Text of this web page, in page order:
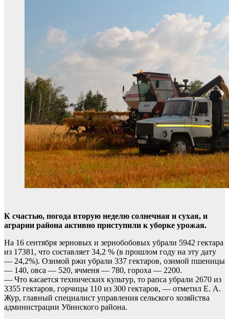
К счастью, погода вторую неделю солнечная и сухая, и
аграрии района активно приступили к уборке урожая.
На 16 сентября зерновых и зернобобовых убрали 5942 гектара
из 17381, что составляет 34,2 % (в прошлом году на эту дату
— 24,2%). Озимой ржи убрали 337 гектаров, озимой пшеницы
— 140, овса — 520, ячменя — 780, гороха — 2200.
— Что касается технических культур, то рапса убрали 2670 из
3355 гектаров, горчицы 110 из 300 гектаров, — отметил Е. А.
Жур, главный специалист управления сельского хозяйства
администрации Убинского района.